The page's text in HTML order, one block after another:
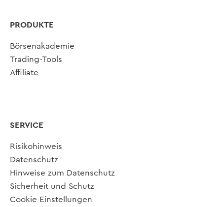
PRODUKTE
Börsenakademie
Trading-Tools
Affiliate
SERVICE
Risikohinweis
Datenschutz
Hinweise zum Datenschutz
Sicherheit und Schutz
Cookie Einstellungen